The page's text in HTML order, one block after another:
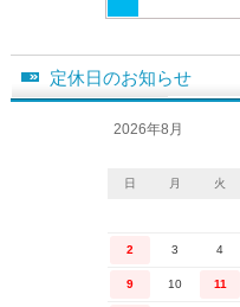
定休日のお知らせ
2026年8月
日 月 火
2 3 4
9 10 11